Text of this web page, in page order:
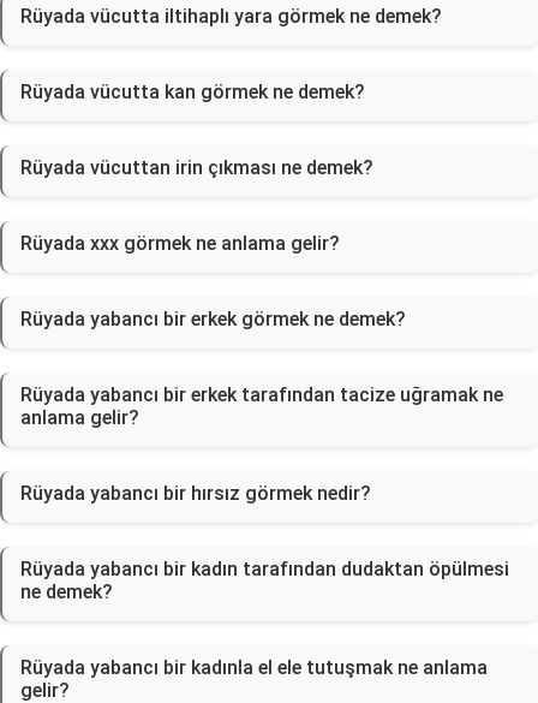
Rüyada vücutta iltihaplı yara görmek ne demek?
Rüyada vücutta kan görmek ne demek?
Rüyada vücuttan irin çıkması ne demek?
Rüyada xxx görmek ne anlama gelir?
Rüyada yabancı bir erkek görmek ne demek?
Rüyada yabancı bir erkek tarafından tacize uğramak ne
anlama gelir?
Rüyada yabancı bir hırsız görmek nedir?
Rüyada yabancı bir kadın tarafından dudaktan öpülmesi
ne demek?
Rüyada yabancı bir kadınla el ele tutuşmak ne anlama
gelir?